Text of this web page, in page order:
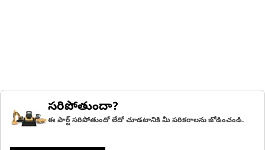
సరిపోతుందా?
ఈ పార్ట్ సరిపోతుందో లేదో చూడటానికి మీ పరికరాలను జోడించండి.